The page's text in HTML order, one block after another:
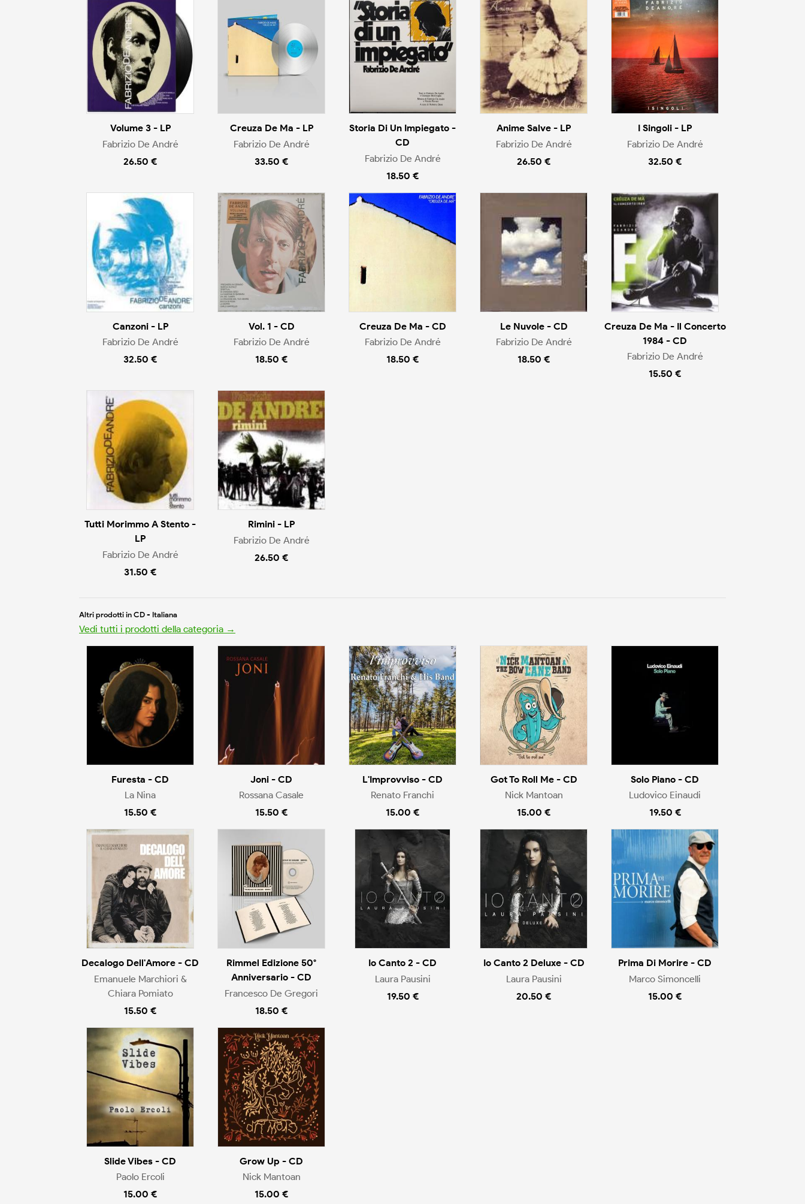
Volume 3 - LP
Fabrizio De André
26.50 €
Creuza De Ma - LP
Fabrizio De André
33.50 €
Storia Di Un Impiegato -
CD
Fabrizio De André
18.50 €
Anime Salve - LP
Fabrizio De André
26.50 €
I Singoli - LP
Fabrizio De André
32.50 €
Canzoni - LP
Fabrizio De André
32.50 €
Vol. 1 - CD
Fabrizio De André
18.50 €
Creuza De Ma - CD
Fabrizio De André
18.50 €
Le Nuvole - CD
Fabrizio De André
18.50 €
Creuza De Ma - Il Concerto
1984 - CD
Fabrizio De André
15.50 €
Tutti Morimmo A Stento -
LP
Fabrizio De André
31.50 €
Rimini - LP
Fabrizio De André
26.50 €
Altri prodotti in CD - Italiana
Vedi tutti i prodotti della categoria →
Furesta - CD
La Nina
15.50 €
Joni - CD
Rossana Casale
15.50 €
L'Improvviso - CD
Renato Franchi
15.00 €
Got To Roll Me - CD
Nick Mantoan
15.00 €
Solo Piano - CD
Ludovico Einaudi
19.50 €
Decalogo Dell'Amore - CD
Emanuele Marchiori &
Chiara Pomiato
15.50 €
Rimmel Edizione 50°
Anniversario - CD
Francesco De Gregori
18.50 €
Io Canto 2 - CD
Laura Pausini
19.50 €
Io Canto 2 Deluxe - CD
Laura Pausini
20.50 €
Prima Di Morire - CD
Marco Simoncelli
15.00 €
Slide Vibes - CD
Paolo Ercoli
15.00 €
Grow Up - CD
Nick Mantoan
15.00 €